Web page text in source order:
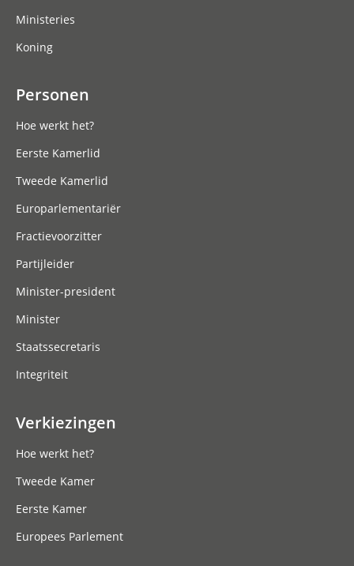
Ministeries
Koning
Personen
Hoe werkt het?
Eerste Kamerlid
Tweede Kamerlid
Europarlementariër
Fractievoorzitter
Partijleider
Minister-president
Minister
Staatssecretaris
Integriteit
Verkiezingen
Hoe werkt het?
Tweede Kamer
Eerste Kamer
Europees Parlement